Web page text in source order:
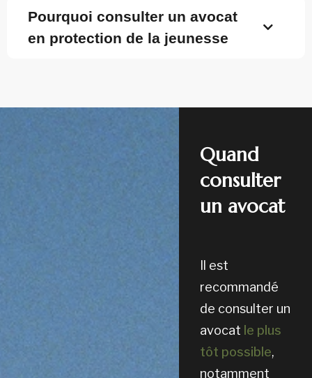
Pourquoi consulter un avocat
en protection de la jeunesse
Quand
consulter
un avocat
Il est
recommandé
de consulter un
avocat le plus
tôt possible,
notamment